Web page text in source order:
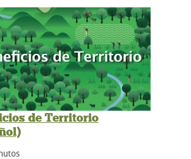
de Territorio
de duración: